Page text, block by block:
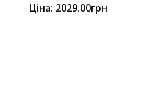
Ціна: 2029.00грн